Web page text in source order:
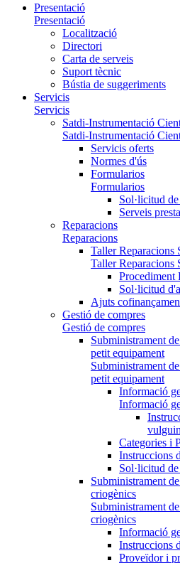
Presentació
Presentació
Localització
Directori
Carta de serveis
Suport tècnic
Bústia de suggeriments
Servicis
Servicis
Satdi-Instrumentació
Satdi-Instrumentació
Servicis oferts
Normes d'ús
Formularios
Formularios
Sol·licitud
Serveis
Reparacions
Reparacions
Taller Reparacions
Taller Reparacions
Procediment
Sol·licitud
Ajuts
Gestió de compres
Gestió de compres
Subministrament
petit equipament
Subministrament
petit equipament
Informació
Informació
Categories i
Instruccions
Sol·licitud
Subministrament
criogènics
Subministrament
criogènics
Informació
Instruccions
Proveïdor i